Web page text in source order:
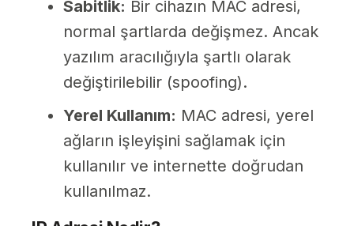
Sabitlik: Bir cihazın MAC adresi,
normal şartlarda değişmez. Ancak
yazılım aracılığıyla şartlı olarak
değiştirilebilir (spoofing).
Yerel Kullanım: MAC adresi, yerel
ağların işleyişini sağlamak için
kullanılır ve internette doğrudan
kullanılmaz.